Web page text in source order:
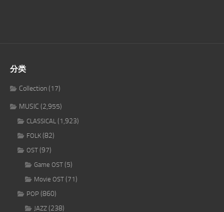
分类
Collection(17)
MUSIC (2,955)
CLASSICAL (1,923)
FOLK (82)
OST (97)
Game OST (5)
Movie OST (71)
POP (860)
JAZZ (238)